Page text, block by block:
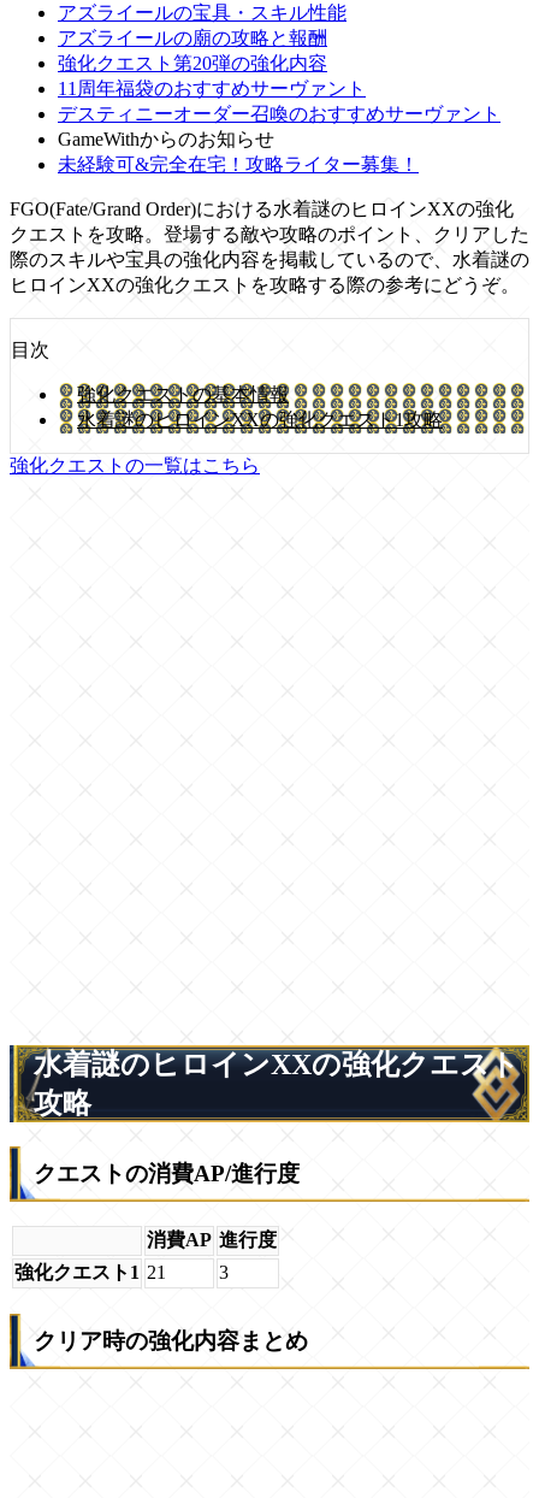
アズライールの宝具・スキル性能
アズライールの廟の攻略と報酬
強化クエスト第20弾の強化内容
11周年福袋のおすすめサーヴァント
デスティニーオーダー召喚のおすすめサーヴァント
GameWithからのお知らせ
未経験可&完全在宅！攻略ライター募集！
FGO(Fate/Grand Order)における水着謎のヒロインXXの強化
クエストを攻略。登場する敵や攻略のポイント、クリアした
際のスキルや宝具の強化内容を掲載しているので、水着謎の
ヒロインXXの強化クエストを攻略する際の参考にどうぞ。
目次
強化クエストの基本情報
水着謎のヒロインXXの強化クエスト1攻略
強化クエストの一覧はこちら
水着謎のヒロインXXの強化クエスト
攻略
クエストの消費AP/進行度
消費AP 進行度
強化クエスト1 21 3
クリア時の強化内容まとめ